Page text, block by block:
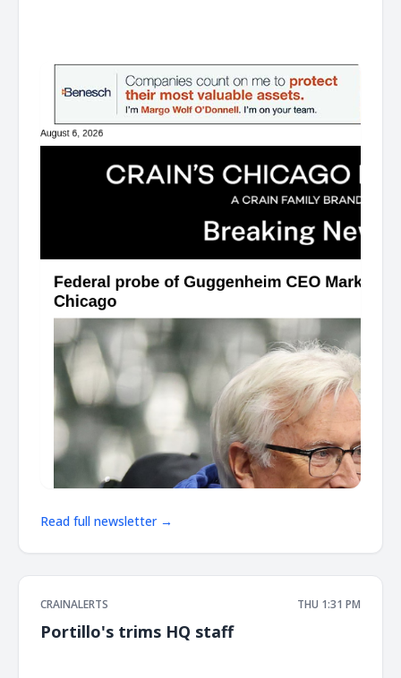
Read full newsletter →
CRAINALERTS THU 1:31 PM
Portillo's trims HQ staff